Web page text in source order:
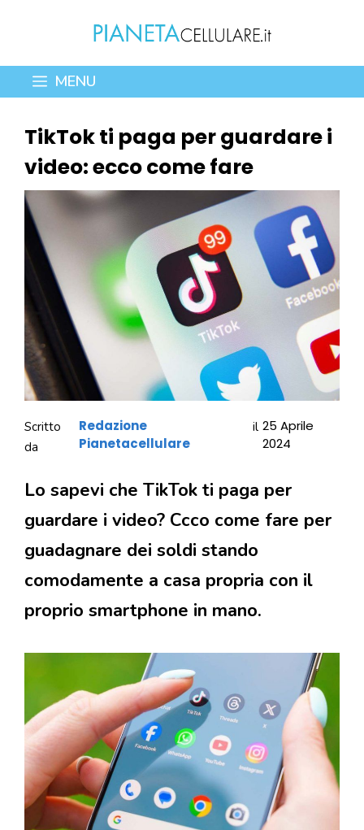
contenuto
MENU
TikTok ti paga per guardare i
video: ecco come fare
Scritto
da
Redazione
Pianetacellulare
il 25 Aprile
2024
Lo sapevi che TikTok ti paga per
guardare i video? Ccco come fare per
guadagnare dei soldi stando
comodamente a casa propria con il
proprio smartphone in mano.